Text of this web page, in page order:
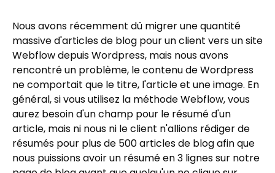
Nous avons récemment dû migrer une quantité
massive d'articles de blog pour un client vers un site
Webflow depuis Wordpress, mais nous avons
rencontré un problème, le contenu de Wordpress
ne comportait que le titre, l'article et une image. En
général, si vous utilisez la méthode Webflow, vous
aurez besoin d'un champ pour le résumé d'un
article, mais ni nous ni le client n'allions rédiger de
résumés pour plus de 500 articles de blog afin que
nous puissions avoir un résumé en 3 lignes sur notre